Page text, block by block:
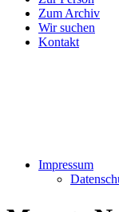
Zum Archiv
Wir suchen
Kontakt
Impressum